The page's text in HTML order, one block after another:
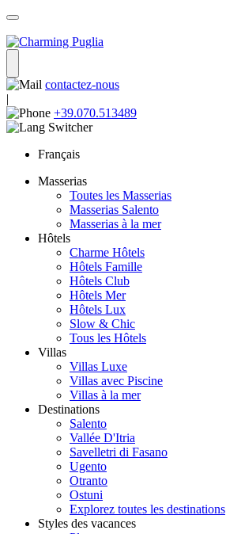
contactez-nous
|
+39.070.513489
Français
Masserias
Toutes les Masserias
Masserias Salento
Masserias à la mer
Hôtels
Charme Hôtels
Hôtels Famille
Hôtels Club
Hôtels Mer
Hôtels Lux
Slow & Chic
Tous les Hôtels
Villas
Villas Luxe
Villas avec Piscine
Villas à la mer
Destinations
Salento
Vallée D'Itria
Savelletri di Fasano
Ugento
Otranto
Ostuni
Explorez toutes les destinations
Styles des vacances